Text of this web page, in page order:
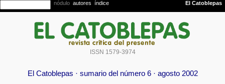
ISSN 1579-3974
El Catoblepas · sumario del número 6 · agosto 2002